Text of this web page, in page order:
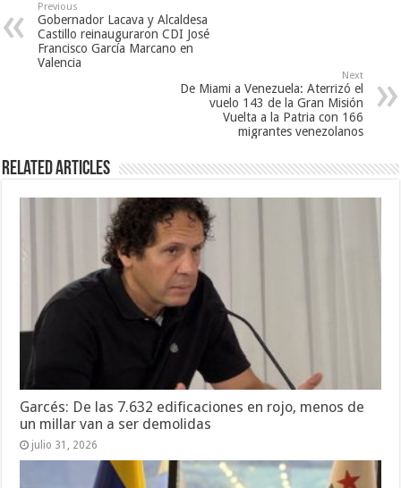
Previous
Gobernador Lacava y Alcaldesa
Castillo reinauguraron CDI José
Francisco García Marcano en
Valencia
Next
De Miami a Venezuela: Aterrizó el
vuelo 143 de la Gran Misión
Vuelta a la Patria con 166
migrantes venezolanos
Related Articles
Garcés: De las 7.632 edificaciones en rojo, menos de
un millar van a ser demolidas
julio 31, 2026